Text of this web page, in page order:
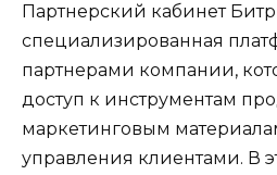
Партнерский кабинет
специализированная
партнерами компании,
доступ к инструментам
маркетинговым
управления клиентами. В